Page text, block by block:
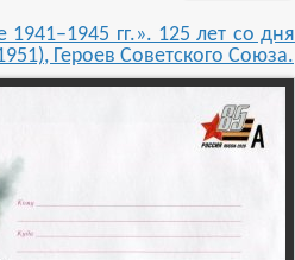
гг.». 125 лет со дня
Героев Советского Союза.